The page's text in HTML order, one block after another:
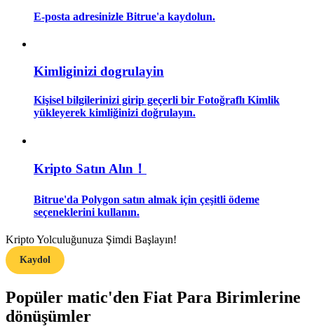
Rehber
Ticaret stratejileri
Nasıl kârlı kalabileceğinizi öğrenin
E-posta adresinizle Bitrue'a kaydolun.
Kimliginizi dogrulayin
Kişisel bilgilerinizi girip geçerli bir Fotoğraflı Kimlik
yükleyerek kimliğinizi doğrulayın.
Kripto Satın Alın！
Bitrue'da Polygon satın almak için çeşitli ödeme
seçeneklerini kullanın.
Kripto Yolculuğunuza Şimdi Başlayın!
Kaydol
Popüler matic'den Fiat Para Birimlerine
dönüşümler